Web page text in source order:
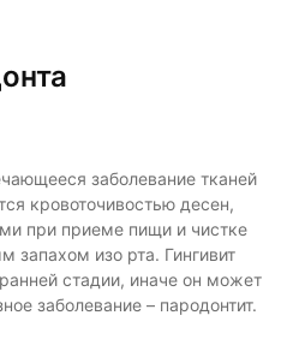
заболевание тканей
кровоточивостью десен,
при приеме пищи и чистке
запахом изо рта. Гингивит
стадии, иначе он может
заболевание – пародонтит.